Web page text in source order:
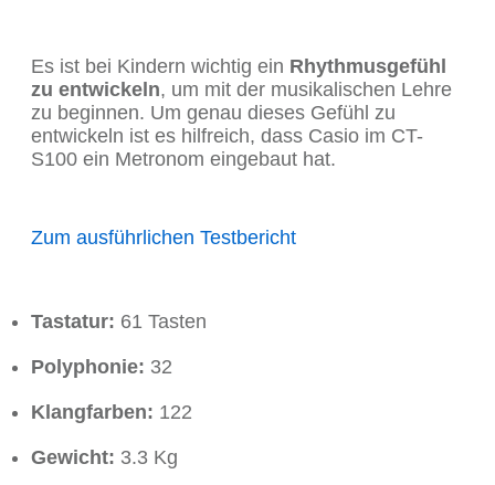
Es ist bei Kindern wichtig ein Rhythmusgefühl
zu entwickeln, um mit der musikalischen Lehre
zu beginnen. Um genau dieses Gefühl zu
entwickeln ist es hilfreich, dass Casio im CT-
S100 ein Metronom eingebaut hat.
Zum ausführlichen Testbericht
Tastatur: 61 Tasten
Polyphonie: 32
Klangfarben: 122
Gewicht: 3.3 Kg